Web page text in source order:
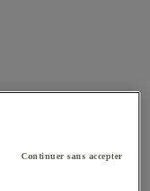
Continuer sans accepter